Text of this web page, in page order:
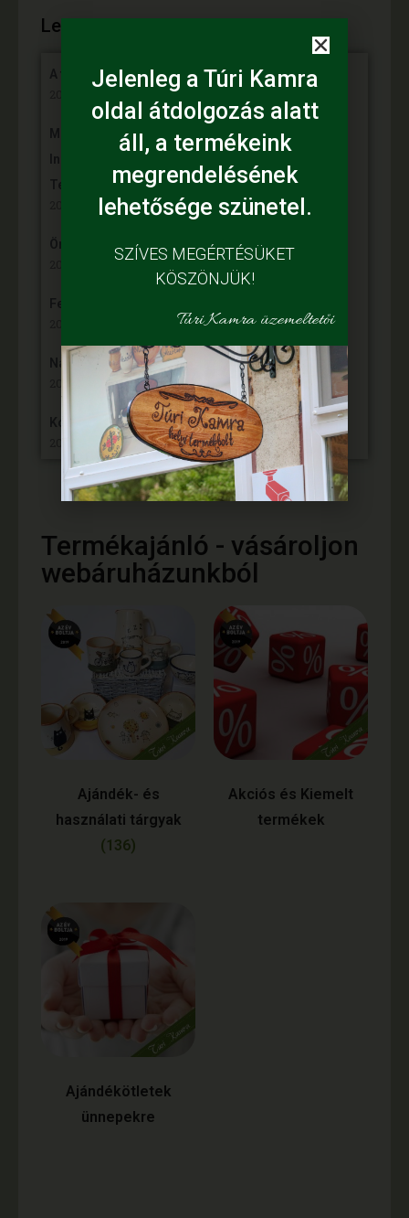
Legújabb híreink:
A fiataloké a jövő
Mihalina Máté pàlyàzatot nyert a Kulturàlis ès
Innovàciós Minisztèrium àltal kiîrt „Nemzet Fiatal
Tehetsègeièrt Ösztöndîj” programon
2025. április 9,
Örömünnep a Fehér tanyán
2024. november 30,
Felgyulladt a fény Murányi Éva tanyáján
Napelem került az Adamcsik tanyára
2024. november 5,
Kósa Károly – VP6-19.2.1.-88-VIII.-21
2024. október 10,
Termékajánló - vásároljon
webáruházunkból
Ajándék- és
használati tárgyak
(136)
Akciós és Kiemelt
termékek
Ajándékötletek
ünnepekre
Jelenleg a Túri Kamra
oldal átdolgozás alatt
áll, a termékeink
megrendelésének
lehetősége szünetel.
SZÍVES MEGÉRTÉSÜKET
KÖSZÖNJÜK!
Túri Kamra üzemeltetői